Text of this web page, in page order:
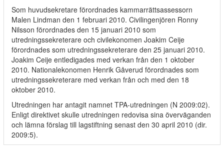
Som huvudsekretare förordnades kammarrättsassessorn
Malen Lindman den 1 februari 2010. Civilingenjören Ronny
Nilsson förordnades den 15 januari 2010 som
utredningssekreterare och civilekonomen Joakim Ceije
förordnades som utredningssekreterare den 25 januari 2010.
Joakim Ceije entledigades med verkan från den 1 oktober
2010. Nationalekonomen Henrik Gåverud förordnades som
utredningssekreterare med verkan från och med den 18
oktober 2010.
Utredningen har antagit namnet TPA-utredningen (N 2009:02).
Enligt direktivet skulle utredningen redovisa sina överväganden
och lämna förslag till lagstiftning senast den 30 april 2010 (dir.
2009:5).